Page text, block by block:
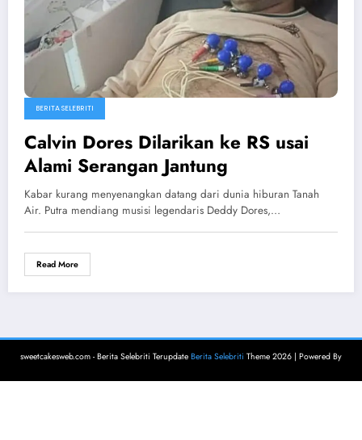
BERITA SELEBRITI
Calvin Dores Dilarikan ke RS usai
Alami Serangan Jantung
Kabar kurang menyenangkan datang dari dunia hiburan Tanah
Air. Putra mendiang musisi legendaris Deddy Dores,…
Read More
sweetcakesweb.com - Berita Selebriti Terupdate Berita Selebriti Theme 2026 | Powered By